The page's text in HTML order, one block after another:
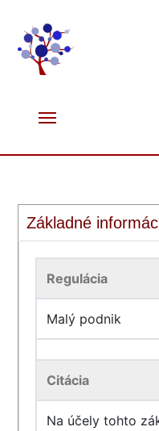
Základné
Regulácia
Malý podnik
Citácia
Na účely tohto